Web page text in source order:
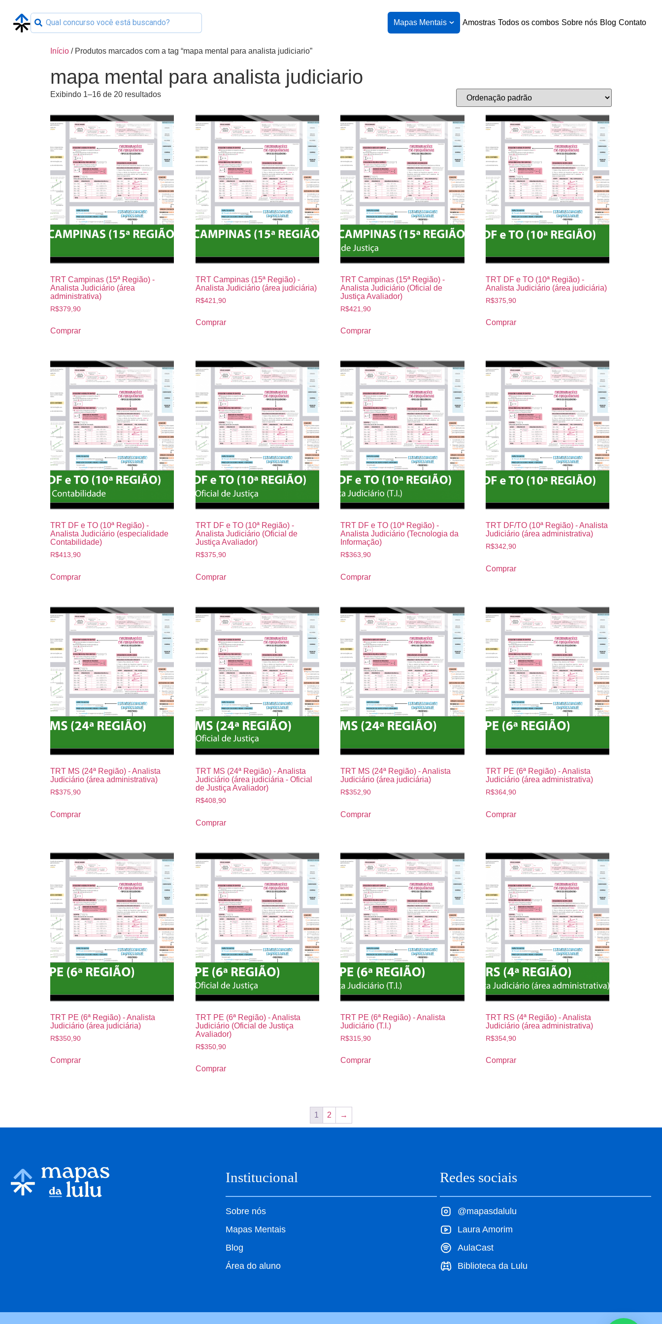
Mapas Mentais Amostras Todos os combos Sobre nós Blog Contato
Início / Produtos marcados com a tag “mapa mental para analista judiciario”
mapa mental para analista judiciario
Exibindo 1–16 de 20 resultados
TRT Campinas (15ª Região) -
Analista Judiciário (área
administrativa)
R$379,90
Comprar
TRT Campinas (15ª Região) -
Analista Judiciário (área judiciária)
R$421,90
Comprar
TRT Campinas (15ª Região) -
Analista Judiciário (Oficial de
Justiça Avaliador)
R$421,90
Comprar
TRT DF e TO (10ª Região) -
Analista Judiciário (área judiciária)
R$375,90
Comprar
TRT DF e TO (10ª Região) -
Analista Judiciário (especialidade
Contabilidade)
R$413,90
Comprar
TRT DF e TO (10ª Região) -
Analista Judiciário (Oficial de
Justiça Avaliador)
R$375,90
Comprar
TRT DF e TO (10ª Região) -
Analista Judiciário (Tecnologia da
Informação)
R$363,90
Comprar
TRT DF/TO (10ª Região) - Analista
Judiciário (área administrativa)
R$342,90
Comprar
TRT MS (24ª Região) - Analista
Judiciário (área administrativa)
R$375,90
Comprar
TRT MS (24ª Região) - Analista
Judiciário (área judiciária - Oficial
de Justiça Avaliador)
R$408,90
Comprar
TRT MS (24ª Região) - Analista
Judiciário (área judiciária)
R$352,90
Comprar
TRT PE (6ª Região) - Analista
Judiciário (área administrativa)
R$364,90
Comprar
TRT PE (6ª Região) - Analista
Judiciário (área judiciária)
R$350,90
Comprar
TRT PE (6ª Região) - Analista
Judiciário (Oficial de Justiça
Avaliador)
R$350,90
Comprar
TRT PE (6ª Região) - Analista
Judiciário (T.I.)
R$315,90
Comprar
TRT RS (4ª Região) - Analista
Judiciário (área administrativa)
R$354,90
Comprar
1 2 →
Institucional
Sobre nós
Mapas Mentais
Blog
Área do aluno
Redes sociais
@mapasdalulu
Laura Amorim
AulaCast
Biblioteca da Lulu